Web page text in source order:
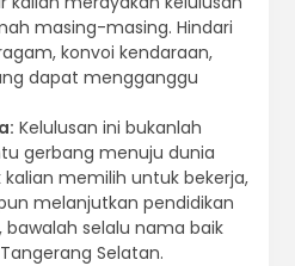
masing-masing. Hindari
konvoi kendaraan,
dapat mengganggu
Kelulusan ini bukanlah
gerbang menuju dunia
kalian memilih untuk bekerja,
melanjutkan pendidikan
selalu nama baik
Selatan.